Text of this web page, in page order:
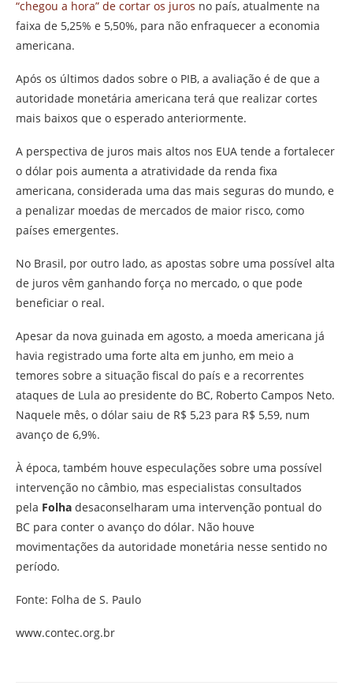
“chegou a hora” de cortar os juros no país, atualmente na
faixa de 5,25% e 5,50%, para não enfraquecer a economia
americana.
Após os últimos dados sobre o PIB, a avaliação é de que a
autoridade monetária americana terá que realizar cortes
mais baixos que o esperado anteriormente.
A perspectiva de juros mais altos nos EUA tende a fortalecer
o dólar pois aumenta a atratividade da renda fixa
americana, considerada uma das mais seguras do mundo, e
a penalizar moedas de mercados de maior risco, como
países emergentes.
No Brasil, por outro lado, as apostas sobre uma possível alta
de juros vêm ganhando força no mercado, o que pode
beneficiar o real.
Apesar da nova guinada em agosto, a moeda americana já
havia registrado uma forte alta em junho, em meio a
temores sobre a situação fiscal do país e a recorrentes
ataques de Lula ao presidente do BC, Roberto Campos Neto.
Naquele mês, o dólar saiu de R$ 5,23 para R$ 5,59, num
avanço de 6,9%.
À época, também houve especulações sobre uma possível
intervenção no câmbio, mas especialistas consultados
pela Folha desaconselharam uma intervenção pontual do
BC para conter o avanço do dólar. Não houve
movimentações da autoridade monetária nesse sentido no
período.
Fonte: Folha de S. Paulo
www.contec.org.br